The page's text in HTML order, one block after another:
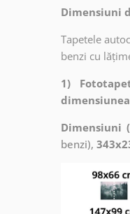
Dimensiuni
Tapetele
benzi cu
1)
Dimensiuni
benzi),